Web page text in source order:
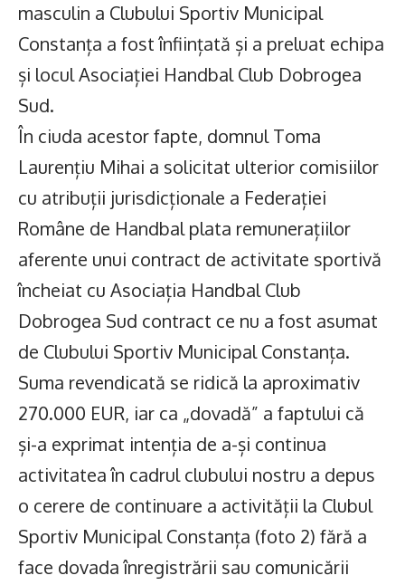
masculin a Clubului Sportiv Municipal
Constanța a fost înființată și a preluat echipa
și locul Asociației Handbal Club Dobrogea
Sud.
În ciuda acestor fapte, domnul Toma
Laurențiu Mihai a solicitat ulterior comisiilor
cu atribuții jurisdicționale a Federației
Române de Handbal plata remunerațiilor
aferente unui contract de activitate sportivă
încheiat cu Asociația Handbal Club
Dobrogea Sud contract ce nu a fost asumat
de Clubului Sportiv Municipal Constanța.
Suma revendicată se ridică la aproximativ
270.000 EUR, iar ca „dovadă” a faptului că
și-a exprimat intenția de a-și continua
activitatea în cadrul clubului nostru a depus
o cerere de continuare a activității la Clubul
Sportiv Municipal Constanța (foto 2) fără a
face dovada înregistrării sau comunicării